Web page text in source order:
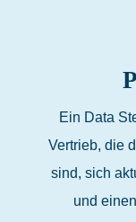
Ein Data
Vertrieb, die
sind, sich
und